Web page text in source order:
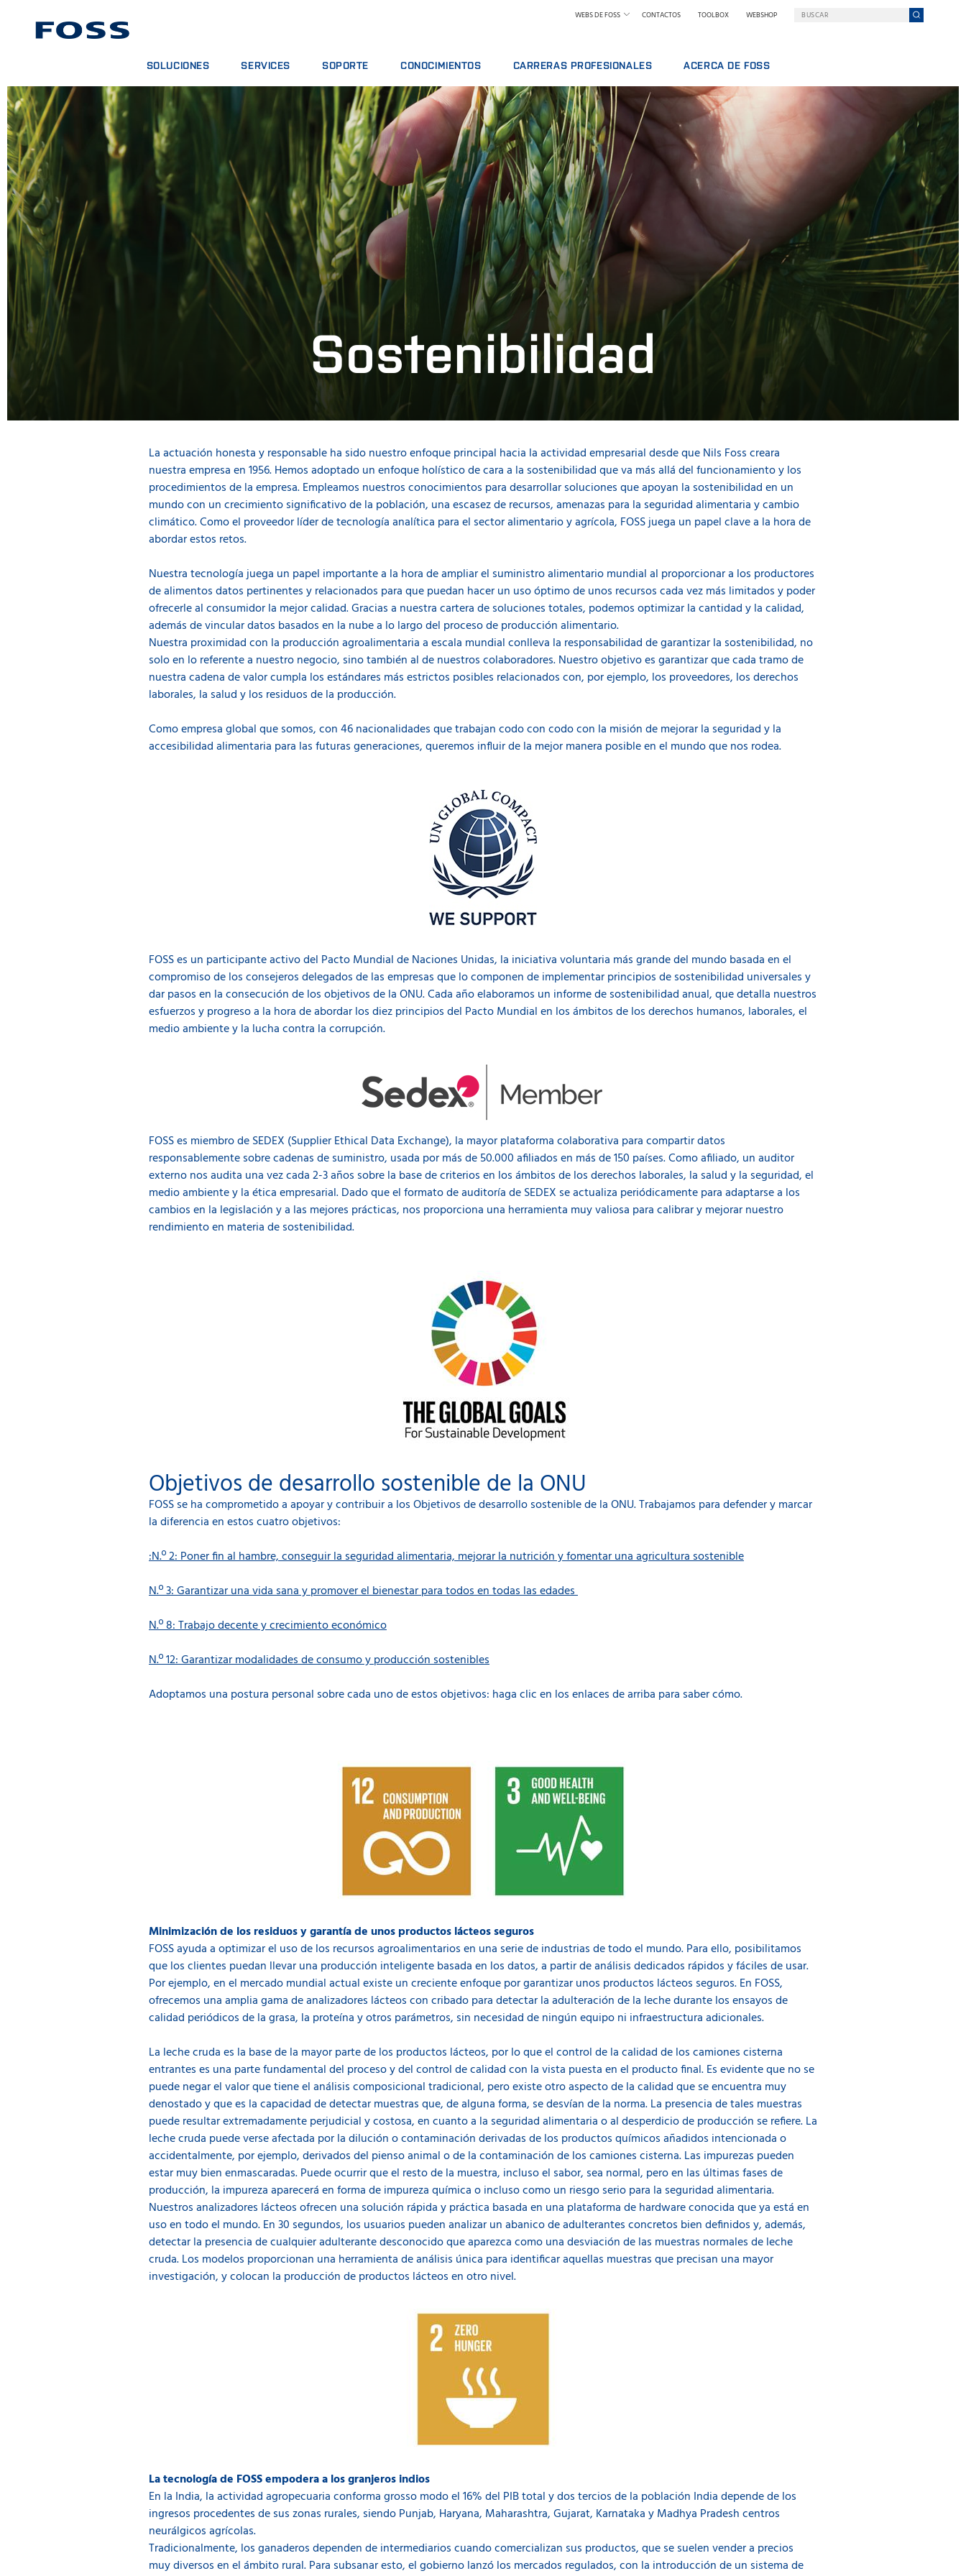
WEBS DE FOSS CONTACTOS TOOLBOX WEBSHOP
SOLUCIONES
BUSCADOR DE PRODUCTOS
EXPLORAR SECTORES
FOSS IQX™
SERVICES
CONTRATOS DE SERVICIO
PAQUETES DE ANÁLISIS
CURSOS DE FORMACIÓN
SERVICIOS DIGITALES
CONSUMPIBLES, REACTIVOS Y PIEZAS DE RECAMBIO
SOPORTE
OFERTAS DE SERVICIO
INFORMAR DE INCIDENTE
CONTACTE CON EL SERVICIO DE SOPORTE
COMENTARIOS Y QUEJAS
CURSOS FORMATIVOS
CERTIFICADOS
CONOCIMIENTOS
LÁCTEOS
PIENSOS Y FORRAJE
GRANO, HARINAS Y ACEITES
LABORATORIOS
CARNE
ANÁLISIS DE LECHE CRUDA
VINO
CARRERAS PROFESIONALES
CONOZCA A NUESTROS EMPLEADOS
ACERCA DE FOSS
FOSS EN RESUMEN
SOSTENIBILIDAD
PREMIOS NILS FOSS
FERIAS Y SEMINARIOS
NOTICIAS
PRENSA
POR QUÉ FOSS
Sostenibilidad
La actuación honesta y responsable ha sido nuestro enfoque principal hacia la actividad empresarial desde que Nils Foss creara
nuestra empresa en 1956. Hemos adoptado un enfoque holístico de cara a la sostenibilidad que va más allá del funcionamiento y los
procedimientos de la empresa. Empleamos nuestros conocimientos para desarrollar soluciones que apoyan la sostenibilidad en un
mundo con un crecimiento significativo de la población, una escasez de recursos, amenazas para la seguridad alimentaria y cambio
climático. Como el proveedor líder de tecnología analítica para el sector alimentario y agrícola, FOSS juega un papel clave a la hora de
abordar estos retos.
Nuestra tecnología juega un papel importante a la hora de ampliar el suministro alimentario mundial al proporcionar a los productores
de alimentos datos pertinentes y relacionados para que puedan hacer un uso óptimo de unos recursos cada vez más limitados y poder
ofrecerle al consumidor la mejor calidad. Gracias a nuestra cartera de soluciones totales, podemos optimizar la cantidad y la calidad,
además de vincular datos basados en la nube a lo largo del proceso de producción alimentario.
Nuestra proximidad con la producción agroalimentaria a escala mundial conlleva la responsabilidad de garantizar la sostenibilidad, no
solo en lo referente a nuestro negocio, sino también al de nuestros colaboradores. Nuestro objetivo es garantizar que cada tramo de
nuestra cadena de valor cumpla los estándares más estrictos posibles relacionados con, por ejemplo, los proveedores, los derechos
laborales, la salud y los residuos de la producción.
Como empresa global que somos, con 46 nacionalidades que trabajan codo con codo con la misión de mejorar la seguridad y la
accesibilidad alimentaria para las futuras generaciones, queremos influir de la mejor manera posible en el mundo que nos rodea.
FOSS es un participante activo del Pacto Mundial de Naciones Unidas, la iniciativa voluntaria más grande del mundo basada en el
compromiso de los consejeros delegados de las empresas que lo componen de implementar principios de sostenibilidad universales y
dar pasos en la consecución de los objetivos de la ONU. Cada año elaboramos un informe de sostenibilidad anual, que detalla nuestros
esfuerzos y progreso a la hora de abordar los diez principios del Pacto Mundial en los ámbitos de los derechos humanos, laborales, el
medio ambiente y la lucha contra la corrupción.
FOSS es miembro de SEDEX (Supplier Ethical Data Exchange), la mayor plataforma colaborativa para compartir datos
responsablemente sobre cadenas de suministro, usada por más de 50.000 afiliados en más de 150 países. Como afiliado, un auditor
externo nos audita una vez cada 2-3 años sobre la base de criterios en los ámbitos de los derechos laborales, la salud y la seguridad, el
medio ambiente y la ética empresarial. Dado que el formato de auditoría de SEDEX se actualiza periódicamente para adaptarse a los
cambios en la legislación y a las mejores prácticas, nos proporciona una herramienta muy valiosa para calibrar y mejorar nuestro
rendimiento en materia de sostenibilidad.
Objetivos de desarrollo sostenible de la ONU
FOSS se ha comprometido a apoyar y contribuir a los Objetivos de desarrollo sostenible de la ONU. Trabajamos para defender y marcar
la diferencia en estos cuatro objetivos:
:N.º 2: Poner fin al hambre, conseguir la seguridad alimentaria, mejorar la nutrición y fomentar una agricultura sostenible
N.º 3: Garantizar una vida sana y promover el bienestar para todos en todas las edades
N.º 8: Trabajo decente y crecimiento económico
N.º 12: Garantizar modalidades de consumo y producción sostenibles
Adoptamos una postura personal sobre cada uno de estos objetivos: haga clic en los enlaces de arriba para saber cómo.
Minimización de los residuos y garantía de unos productos lácteos seguros
FOSS ayuda a optimizar el uso de los recursos agroalimentarios en una serie de industrias de todo el mundo. Para ello, posibilitamos
que los clientes puedan llevar una producción inteligente basada en los datos, a partir de análisis dedicados rápidos y fáciles de usar.
Por ejemplo, en el mercado mundial actual existe un creciente enfoque por garantizar unos productos lácteos seguros. En FOSS,
ofrecemos una amplia gama de analizadores lácteos con cribado para detectar la adulteración de la leche durante los ensayos de
calidad periódicos de la grasa, la proteína y otros parámetros, sin necesidad de ningún equipo ni infraestructura adicionales.
La leche cruda es la base de la mayor parte de los productos lácteos, por lo que el control de la calidad de los camiones cisterna
entrantes es una parte fundamental del proceso y del control de calidad con la vista puesta en el producto final. Es evidente que no se
puede negar el valor que tiene el análisis composicional tradicional, pero existe otro aspecto de la calidad que se encuentra muy
denostado y que es la capacidad de detectar muestras que, de alguna forma, se desvían de la norma. La presencia de tales muestras
puede resultar extremadamente perjudicial y costosa, en cuanto a la seguridad alimentaria o al desperdicio de producción se refiere. La
leche cruda puede verse afectada por la dilución o contaminación derivadas de los productos químicos añadidos intencionada o
accidentalmente, por ejemplo, derivados del pienso animal o de la contaminación de los camiones cisterna. Las impurezas pueden
estar muy bien enmascaradas. Puede ocurrir que el resto de la muestra, incluso el sabor, sea normal, pero en las últimas fases de
producción, la impureza aparecerá en forma de impureza química o incluso como un riesgo serio para la seguridad alimentaria.
Nuestros analizadores lácteos ofrecen una solución rápida y práctica basada en una plataforma de hardware conocida que ya está en
uso en todo el mundo. En 30 segundos, los usuarios pueden analizar un abanico de adulterantes concretos bien definidos y, además,
detectar la presencia de cualquier adulterante desconocido que aparezca como una desviación de las muestras normales de leche
cruda. Los modelos proporcionan una herramienta de análisis única para identificar aquellas muestras que precisan una mayor
investigación, y colocan la producción de productos lácteos en otro nivel.
La tecnología de FOSS empodera a los granjeros indios
En la India, la actividad agropecuaria conforma grosso modo el 16% del PIB total y dos tercios de la población India depende de los
ingresos procedentes de sus zonas rurales, siendo Punjab, Haryana, Maharashtra, Gujarat, Karnataka y Madhya Pradesh centros
neurálgicos agrícolas.
Tradicionalmente, los ganaderos dependen de intermediarios cuando comercializan sus productos, que se suelen vender a precios
muy diversos en el ámbito rural. Para subsanar esto, el gobierno lanzó los mercados regulados, con la introducción de un sistema de